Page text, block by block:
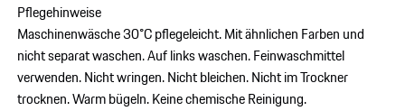
Pflegehinweise
Maschinenwäsche 30°C pflegeleicht. Mit ähnlichen Farben und
nicht separat waschen. Auf links waschen. Feinwaschmittel
verwenden. Nicht wringen. Nicht bleichen. Nicht im Trockner
trocknen. Warm bügeln. Keine chemische Reinigung.